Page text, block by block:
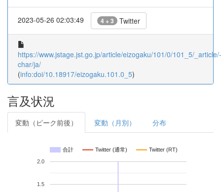
2023-05-26 02:03:49 4 + 3 Twitter
https://www.jstage.jst.go.jp/article/eizogaku/101/0/101_5/_article/-
char/ja/
(info:doi/10.18917/eizogaku.101.0_5)
言及状況
変動（ピーク前後） 変動（月別） 分布
合計 Twitter (通常) Twitter (RT)
1.5
2.0